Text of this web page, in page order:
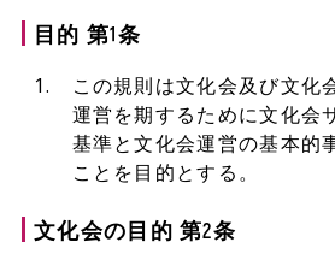
目的 第1条
この規則は文化会及び文化
運営を期するために文化会
基準と文化会運営の基本的
ことを目的とする。
文化会の目的 第2条